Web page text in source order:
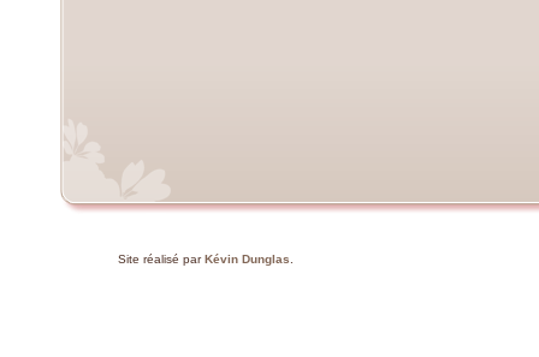
Site réalisé parKévin Dunglas